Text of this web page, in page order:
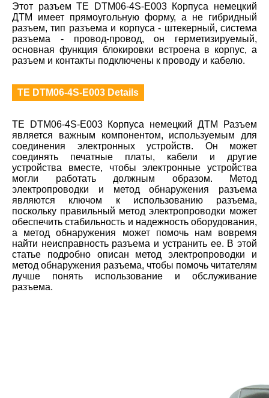
Этот разъем TE DTM06-4S-E003 Корпуса немецкий
ДТМ имеет прямоугольную форму, а не гибридный
разъем, тип разъема и корпуса - штекерный, система
разъема - провод-провод, он герметизируемый,
основная функция блокировки встроена в корпус, а
разъем и контакты подключены к проводу и кабелю.
TE DTM06-4S-E003 Details
TE DTM06-4S-E003 Корпуса немецкий ДТМ Разъем
является важным компонентом, используемым для
соединения электронных устройств. Он может
соединять печатные платы, кабели и другие
устройства вместе, чтобы электронные устройства
могли работать должным образом. Метод
электропроводки и метод обнаружения разъема
являются ключом к использованию разъема,
поскольку правильный метод электропроводки может
обеспечить стабильность и надежность оборудования,
а метод обнаружения может помочь нам вовремя
найти неисправность разъема и устранить ее. В этой
статье подробно описан метод электропроводки и
метод обнаружения разъема, чтобы помочь читателям
лучше понять использование и обслуживание
разъема.